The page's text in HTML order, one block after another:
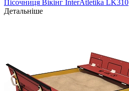
Пісочниця Вікінг InterAtletika LK310
Детальніше